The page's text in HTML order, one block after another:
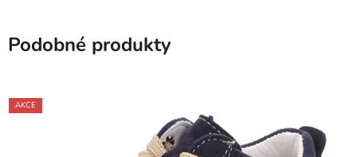
Podobné produkty
AKCE